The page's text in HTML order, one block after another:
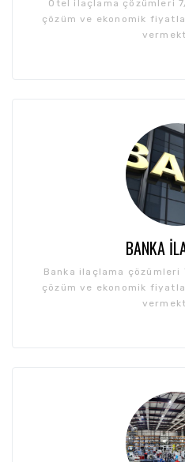
Otel ilaçlama çözümleri
çözüm ve ekonomik
BANKA
Banka ilaçlama çözümleri
çözüm ve ekonomik